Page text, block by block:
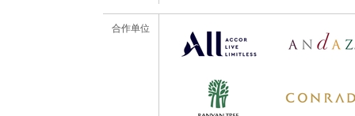
合作单位